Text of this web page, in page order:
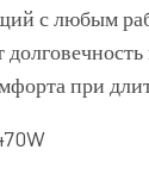
с любым
при